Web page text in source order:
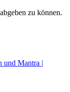
zu können.